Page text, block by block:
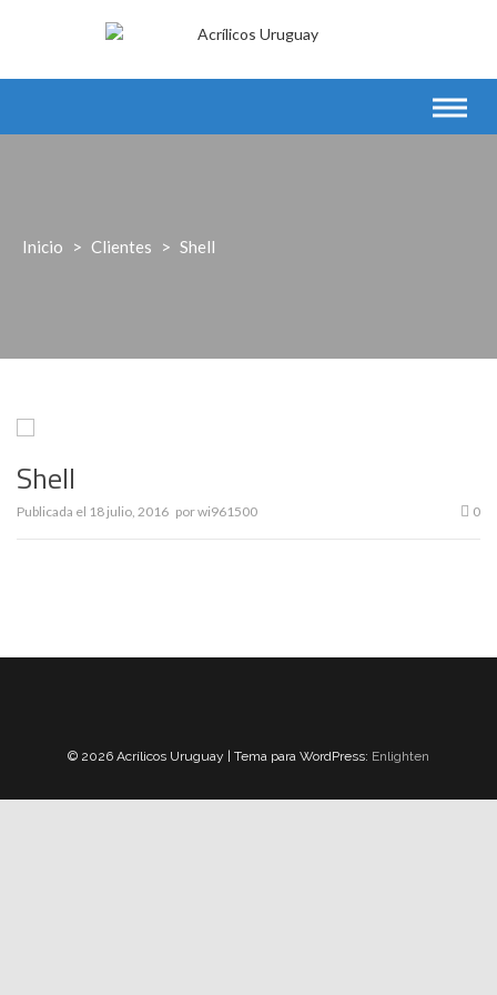
Inicio > Clientes > Shell
Shell
Publicada el 18 julio, 2016 porwi961500 0
© 2026 Acrílicos Uruguay | Tema para WordPress: Enlighten